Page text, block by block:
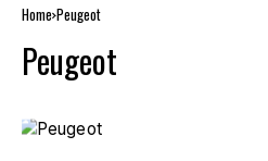
Home Peugeot
Peugeot